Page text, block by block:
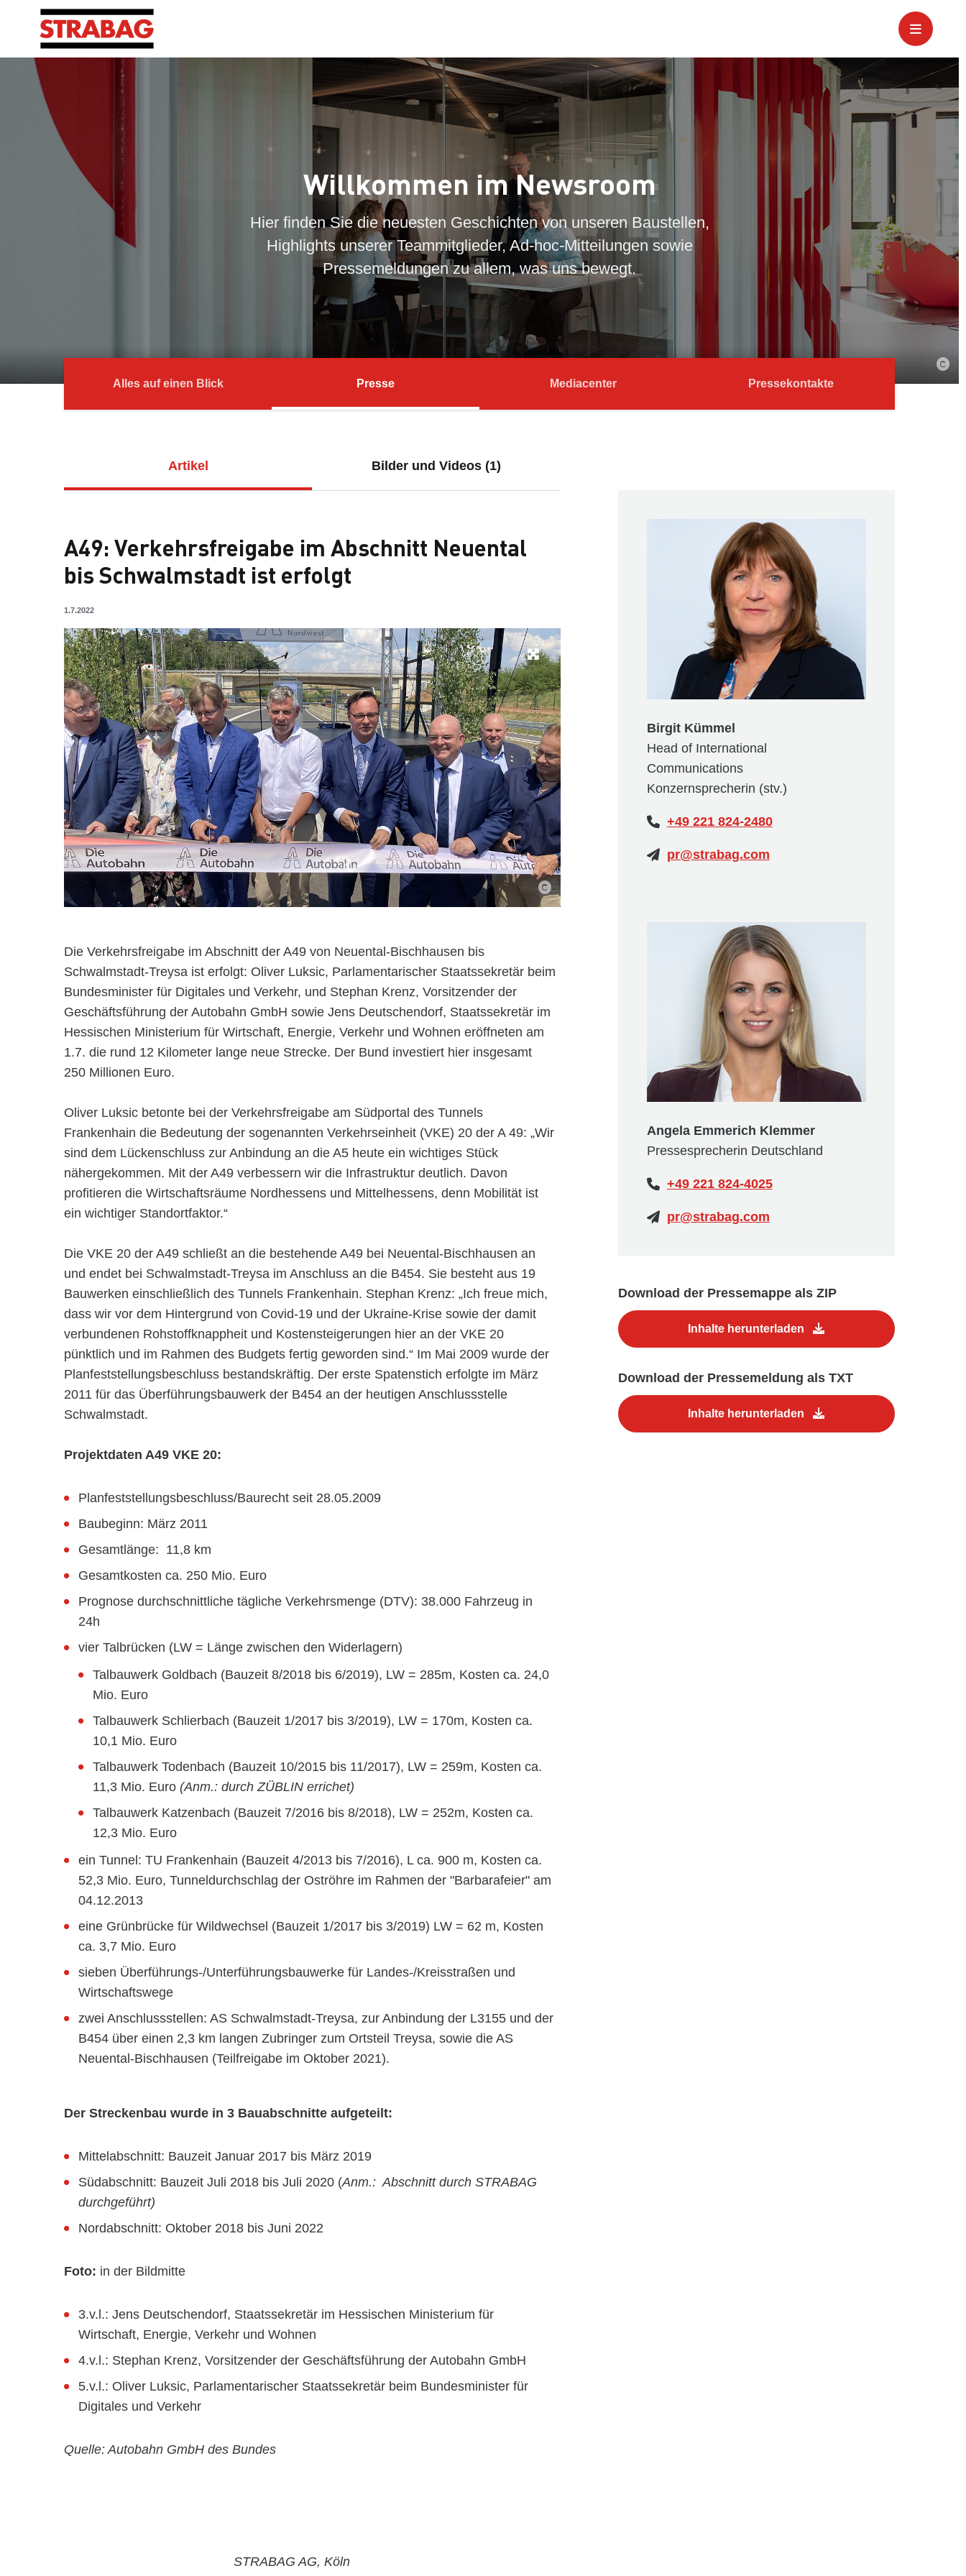
Willkommen im Newsroom
Hier finden Sie die neuesten Geschichten von unseren Baustellen,
Highlights unserer Teammitglieder, Ad-hoc-Mitteilungen sowie
Pressemeldungen zu allem, was uns bewegt.
Alles auf einen Blick Presse Mediacenter Pressekontakte
Artikel Bilder und Videos (1)
A49: Verkehrsfreigabe im Abschnitt Neuental
bis Schwalmstadt ist erfolgt
1.7.2022
Die Verkehrsfreigabe im Abschnitt der A49 von Neuental-Bischhausen bis
Schwalmstadt-Treysa ist erfolgt: Oliver Luksic, Parlamentarischer Staatssekretär beim
Bundesminister für Digitales und Verkehr, und Stephan Krenz, Vorsitzender der
Geschäftsführung der Autobahn GmbH sowie Jens Deutschendorf, Staatssekretär im
Hessischen Ministerium für Wirtschaft, Energie, Verkehr und Wohnen eröffneten am
1.7. die rund 12 Kilometer lange neue Strecke. Der Bund investiert hier insgesamt
250 Millionen Euro.
Oliver Luksic betonte bei der Verkehrsfreigabe am Südportal des Tunnels
Frankenhain die Bedeutung der sogenannten Verkehrseinheit (VKE) 20 der A 49: „Wir
sind dem Lückenschluss zur Anbindung an die A5 heute ein wichtiges Stück
nähergekommen. Mit der A49 verbessern wir die Infrastruktur deutlich. Davon
profitieren die Wirtschaftsräume Nordhessens und Mittelhessens, denn Mobilität ist
ein wichtiger Standortfaktor.“
Die VKE 20 der A49 schließt an die bestehende A49 bei Neuental-Bischhausen an
und endet bei Schwalmstadt-Treysa im Anschluss an die B454. Sie besteht aus 19
Bauwerken einschließlich des Tunnels Frankenhain. Stephan Krenz: „Ich freue mich,
dass wir vor dem Hintergrund von Covid-19 und der Ukraine-Krise sowie der damit
verbundenen Rohstoffknappheit und Kostensteigerungen hier an der VKE 20
pünktlich und im Rahmen des Budgets fertig geworden sind.“ Im Mai 2009 wurde der
Planfeststellungsbeschluss bestandskräftig. Der erste Spatenstich erfolgte im März
2011 für das Überführungsbauwerk der B454 an der heutigen Anschlussstelle
Schwalmstadt.
Projektdaten A49 VKE 20:
Planfeststellungsbeschluss/Baurecht seit 28.05.2009
Baubeginn: März 2011
Gesamtlänge: 11,8 km
Gesamtkosten ca. 250 Mio. Euro
Prognose durchschnittliche tägliche Verkehrsmenge (DTV): 38.000 Fahrzeug in
24h
vier Talbrücken (LW = Länge zwischen den Widerlagern)
Talbauwerk Goldbach (Bauzeit 8/2018 bis 6/2019), LW = 285m, Kosten ca. 24,0
Mio. Euro
Talbauwerk Schlierbach (Bauzeit 1/2017 bis 3/2019), LW = 170m, Kosten ca.
10,1 Mio. Euro
Talbauwerk Todenbach (Bauzeit 10/2015 bis 11/2017), LW = 259m, Kosten ca.
11,3 Mio. Euro (Anm.: durch ZÜBLIN errichet)
Talbauwerk Katzenbach (Bauzeit 7/2016 bis 8/2018), LW = 252m, Kosten ca.
12,3 Mio. Euro
ein Tunnel: TU Frankenhain (Bauzeit 4/2013 bis 7/2016), L ca. 900 m, Kosten ca.
52,3 Mio. Euro, Tunneldurchschlag der Oströhre im Rahmen der "Barbarafeier" am
04.12.2013
eine Grünbrücke für Wildwechsel (Bauzeit 1/2017 bis 3/2019) LW = 62 m, Kosten
ca. 3,7 Mio. Euro
sieben Überführungs-/Unterführungsbauwerke für Landes-/Kreisstraßen und
Wirtschaftswege
zwei Anschlussstellen: AS Schwalmstadt-Treysa, zur Anbindung der L3155 und der
B454 über einen 2,3 km langen Zubringer zum Ortsteil Treysa, sowie die AS
Neuental-Bischhausen (Teilfreigabe im Oktober 2021).
Der Streckenbau wurde in 3 Bauabschnitte aufgeteilt:
Mittelabschnitt: Bauzeit Januar 2017 bis März 2019
Südabschnitt: Bauzeit Juli 2018 bis Juli 2020 (Anm.: Abschnitt durch STRABAG
durchgeführt)
Nordabschnitt: Oktober 2018 bis Juni 2022
Foto: in der Bildmitte
3.v.l.: Jens Deutschendorf, Staatssekretär im Hessischen Ministerium für
Wirtschaft, Energie, Verkehr und Wohnen
4.v.l.: Stephan Krenz, Vorsitzender der Geschäftsführung der Autobahn GmbH
5.v.l.: Oliver Luksic, Parlamentarischer Staatssekretär beim Bundesminister für
Digitales und Verkehr
Quelle: Autobahn GmbH des Bundes
Download der Pressemappe als ZIP
Inhalte herunterladen
Download der Pressemeldung als TXT
Inhalte herunterladen
Birgit Kümmel
Head of International
Communications
Konzernsprecherin (stv.)
+49 221 824-2480
pr@strabag.com
Angela Emmerich Klemmer
Pressesprecherin Deutschland
+49 221 824-4025
pr@strabag.com
STRABAG AG, Köln